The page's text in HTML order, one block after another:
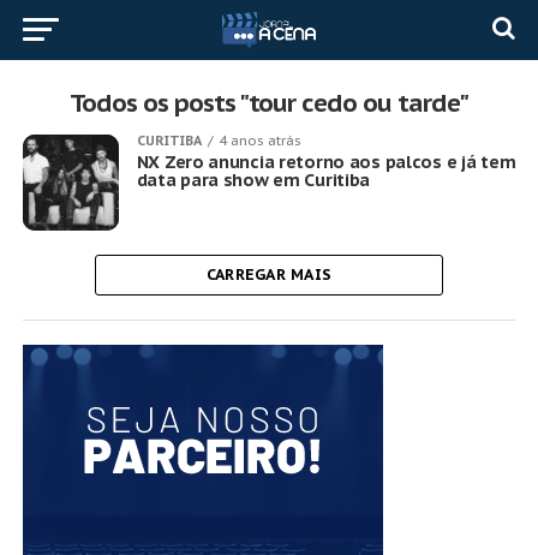
Todos os posts "tour cedo ou tarde"
CURITIBA 4 anos atrás
NX Zero anuncia retorno aos palcos e já tem
data para show em Curitiba
CARREGAR MAIS